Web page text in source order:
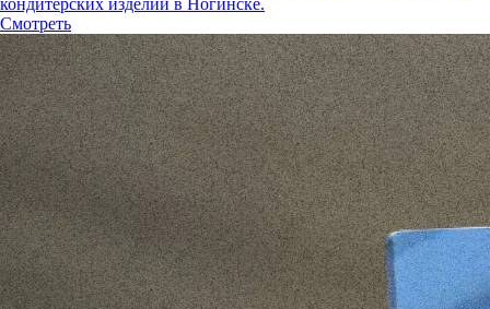
кондитерских изделий в Ногинске.
Смотреть